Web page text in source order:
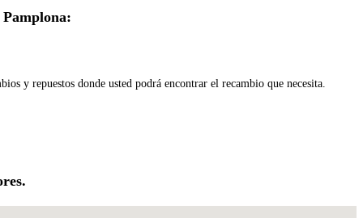
y repuestos donde usted podrá encontrar el recambio que necesita.